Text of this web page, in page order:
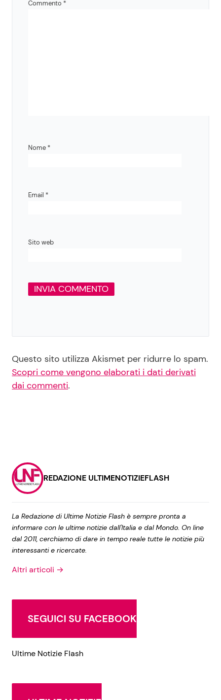
Commento *
Nome *
Email *
Sito web
Questo sito utilizza Akismet per ridurre lo spam.
Scopri come vengono elaborati i dati derivati
dai commenti.
REDAZIONE ULTIMENOTIZIEFLASH
La Redazione di Ultime Notizie Flash è sempre pronta a
informare con le ultime notizie dall'Italia e dal Mondo. On line
dal 2011, cerchiamo di dare in tempo reale tutte le notizie più
interessanti e ricercate.
Altri articoli →
SEGUICI SU FACEBOOK
Ultime Notizie Flash